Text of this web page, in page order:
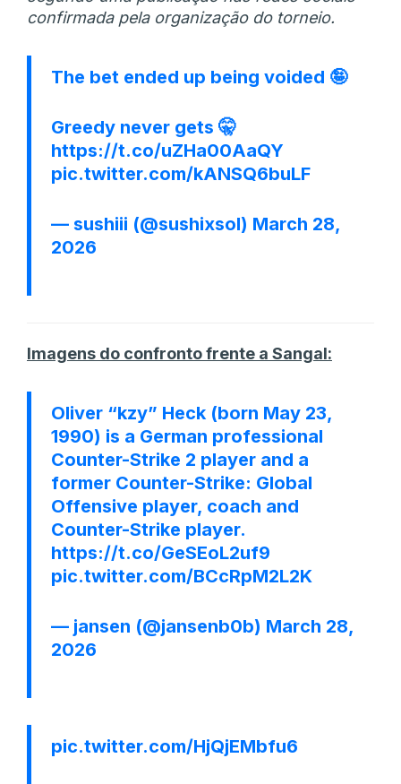
confirmada pela organização do torneio.
The bet ended up being voided 🤪
Greedy never gets 🤫
https://t.co/uZHa00AaQY
pic.twitter.com/kANSQ6buLF
— sushiii (@sushixsol) March 28,
2026
Imagens do confronto frente a Sangal:
Oliver “kzy” Heck (born May 23,
1990) is a German professional
Counter-Strike 2 player and a
former Counter-Strike: Global
Offensive player, coach and
Counter-Strike player.
https://t.co/GeSEoL2uf9
pic.twitter.com/BCcRpM2L2K
— jansen (@jansenb0b) March 28,
2026
pic.twitter.com/HjQjEMbfu6